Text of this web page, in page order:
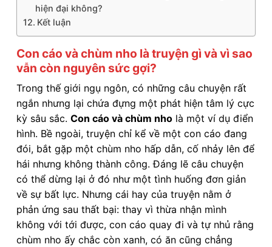
hiện đại không?
Kết luận
Con cáo và chùm nho là truyện gì và vì sao
vẫn còn nguyên sức gợi?
Trong thế giới ngụ ngôn, có những câu chuyện rất
ngắn nhưng lại chứa đựng một phát hiện tâm lý cực
kỳ sâu sắc. Con cáo và chùm nho là một ví dụ điển
hình. Bề ngoài, truyện chỉ kể về một con cáo đang
đói, bắt gặp một chùm nho hấp dẫn, cố nhảy lên để
hái nhưng không thành công. Đáng lẽ câu chuyện
có thể dừng lại ở đó như một tình huống đơn giản
về sự bất lực. Nhưng cái hay của truyện nằm ở
phản ứng sau thất bại: thay vì thừa nhận mình
không với tới được, con cáo quay đi và tự nhủ rằng
chùm nho ấy chắc còn xanh, có ăn cũng chẳng